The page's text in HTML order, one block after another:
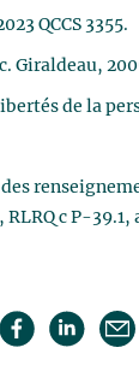
QCCS 3355.
Giraldeau,
de la
c P-39.1,